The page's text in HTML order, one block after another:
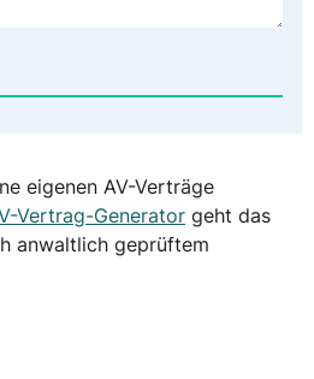
eigenen AV-Verträge
Vertrag-Generator geht das
anwaltlich geprüftem